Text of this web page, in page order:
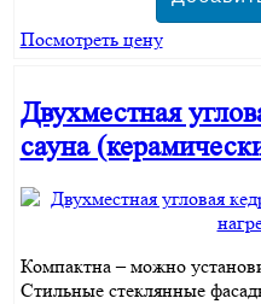
Посмотреть цену
Двухместная
сауна
Компактна – можно
Стильные стеклянные